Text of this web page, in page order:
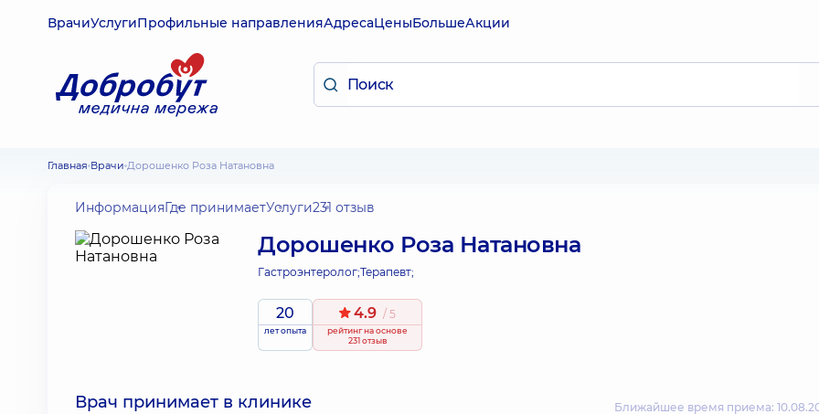
ВрачиУслугиПрофильные направленияАдресаЦеныБольшеАкции
Главная Врачи Дорошенко Роза Натановна
ИнформацияГде принимаетУслуги231 отзыв
Дорошенко Роза Натановна
Гастроэнтеролог;Терапевт;
20
лет опыта
4.9 / 5
рейтингна основе
231 отзыв
Врач принимает в клинике Ближайшее время приема: